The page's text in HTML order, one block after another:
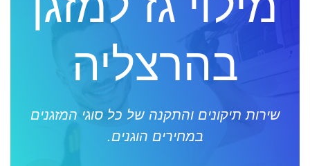
בהרצליה
שירות תיקונים והתקנה של כל סוגי המזגנים
במחירים הוגנים.